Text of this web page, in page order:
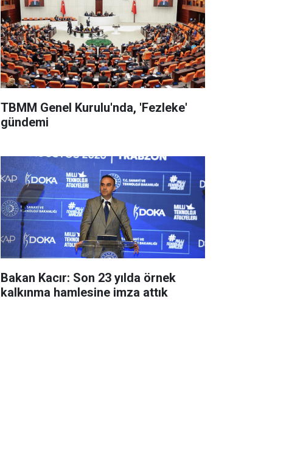
TBMM Genel Kurulu'nda, 'Fezleke'
gündemi
Bakan Kacır: Son 23 yılda örnek
kalkınma hamlesine imza attık